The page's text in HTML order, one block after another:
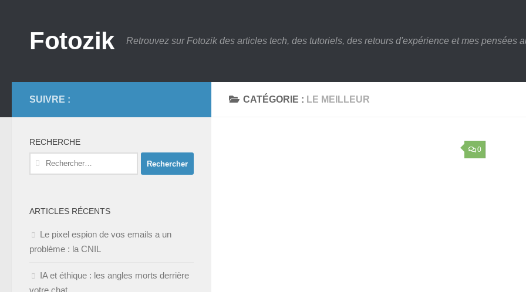
Fotozik Retrouvez sur Fotozik des articles tech, des tutoriels, des retours d'expérience et mes pensées
CATÉGORIE : LE MEILLEUR
0
SUIVRE :
RECHERCHE
Rechercher :
ARTICLES RÉCENTS
Le pixel espion de vos emails a un
problème : la CNIL
IA et éthique : les angles morts derrière
votre chat